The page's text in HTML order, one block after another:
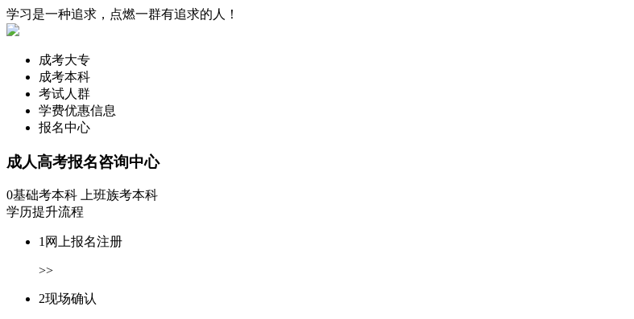
学习是一种追求，点燃一群有追求的人！
成考大专
成考本科
考试人群
学费优惠信息
报名中心
成人高考报名咨询中心
0基础考本科 上班族考本科
学历提升流程
1网上报名注册
>>
2现场确认